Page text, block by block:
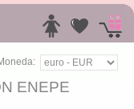
ENEPE